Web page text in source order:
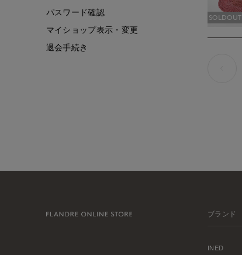
SOLDOUT
パスワード確認
マイショップ表示・変更
退会手続き
ブランド
INED